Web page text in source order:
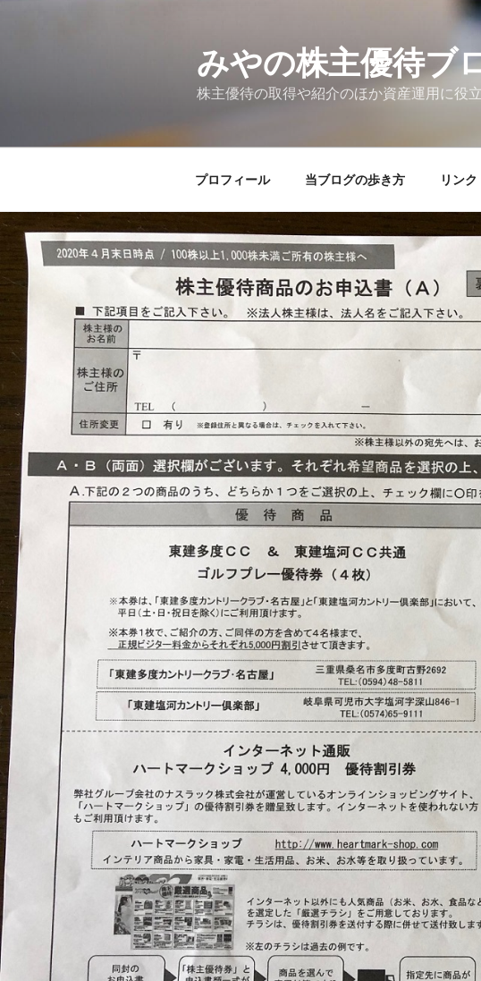
みやの株主優待ブ
株主優待の取得や紹介のほか資産運用に役
プロフィール 当ブログの歩き方 リンク